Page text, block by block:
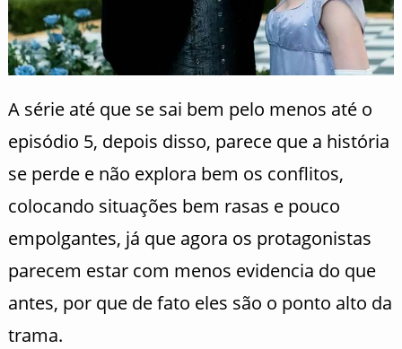
A série até que se sai bem pelo menos até o
episódio 5, depois disso, parece que a história
se perde e não explora bem os conflitos,
colocando situações bem rasas e pouco
empolgantes, já que agora os protagonistas
parecem estar com menos evidencia do que
antes, por que de fato eles são o ponto alto da
trama.